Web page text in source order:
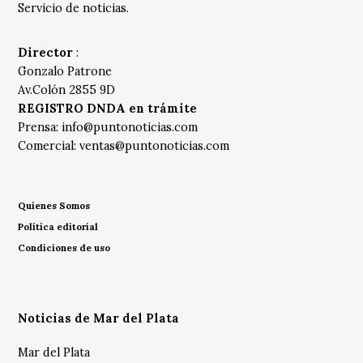
Servicio de noticias.
Director :
Gonzalo Patrone
Av.Colón 2855 9D
REGISTRO DNDA en trámite
Prensa: info@puntonoticias.com
Comercial:ventas@puntonoticias.com
Quienes Somos
Política editorial
Condiciones de uso
Noticias de Mar del Plata
Mar del Plata